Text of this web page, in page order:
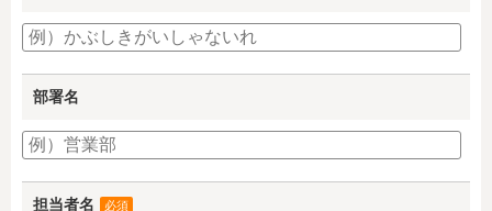
部署名
担当者名 必須